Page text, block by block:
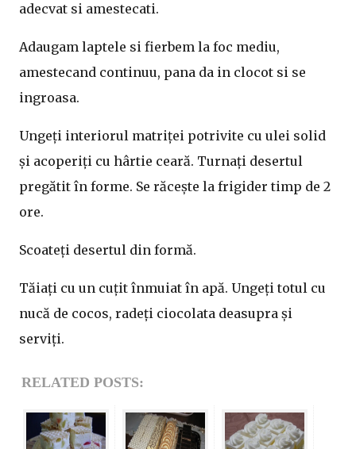
adecvat si amestecati.
Adaugam laptele si fierbem la foc mediu,
amestecand continuu, pana da in clocot si se
ingroasa.
Ungeți interiorul matriței potrivite cu ulei solid
și acoperiți cu hârtie ceară. Turnați desertul
pregătit în forme. Se răcește la frigider timp de 2
ore.
Scoateți desertul din formă.
Tăiați cu un cuțit înmuiat în apă. Ungeți totul cu
nucă de cocos, radeți ciocolata deasupra și
serviți.
RELATED POSTS: